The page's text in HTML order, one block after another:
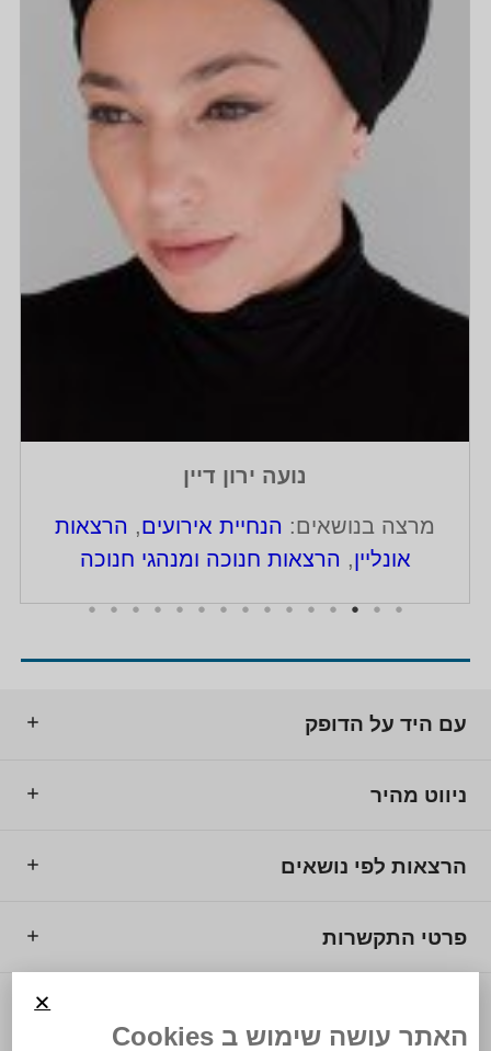
נועה ירון דיין
מרצה בנושאים: הנחיית אירועים, הרצאות
אונליין, הרצאות חנוכה ומנהגי חנוכה
עם היד על הדופק
ניווט מהיר
הרצאות לפי נושאים
פרטי התקשרות
האתר עושה שימוש ב Cookies